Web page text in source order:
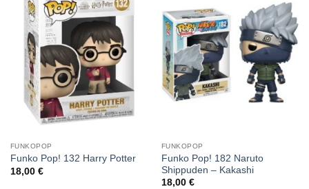
Aggiungi
alla lista
dei
desideri
FUNKOPOP
Funko Pop! 132 Harry Potter
18,00 €
Aggiungi
alla lista
dei
desideri
FUNKOPOP
Funko Pop! 182 Naruto
Shippuden – Kakashi
18,00 €